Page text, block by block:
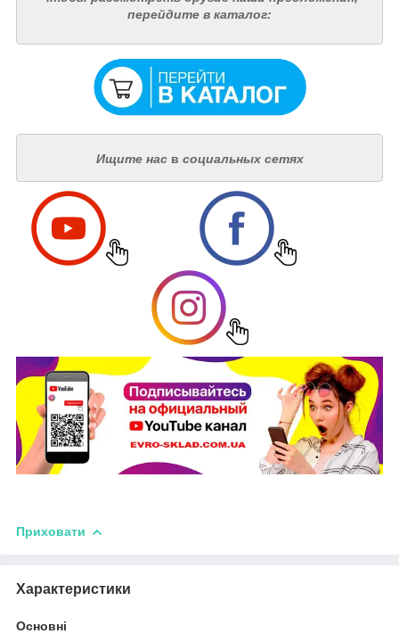
перейдите в каталог:
Ищите насв социальных сетях
Приховати
Характеристики
Основні